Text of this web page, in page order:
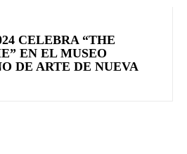
CELEBRA “THE
EN EL MUSEO
DE ARTE DE NUEVA